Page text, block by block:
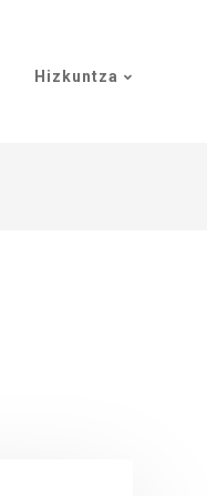
Hizkuntza